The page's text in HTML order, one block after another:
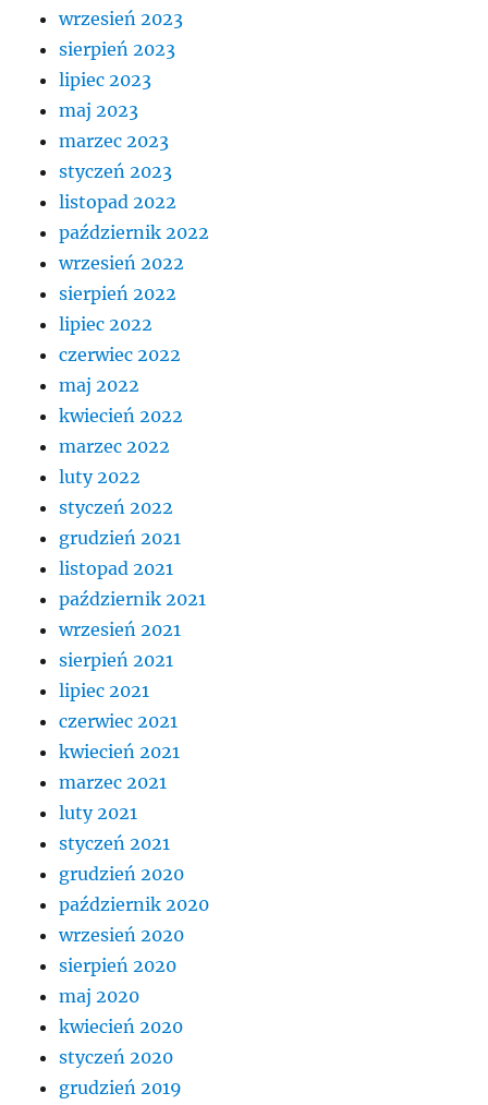
wrzesień 2023
sierpień 2023
lipiec 2023
maj 2023
marzec 2023
styczeń 2023
listopad 2022
październik 2022
wrzesień 2022
sierpień 2022
lipiec 2022
czerwiec 2022
maj 2022
kwiecień 2022
marzec 2022
luty 2022
styczeń 2022
grudzień 2021
listopad 2021
październik 2021
wrzesień 2021
sierpień 2021
lipiec 2021
czerwiec 2021
kwiecień 2021
marzec 2021
luty 2021
styczeń 2021
grudzień 2020
październik 2020
wrzesień 2020
sierpień 2020
maj 2020
kwiecień 2020
styczeń 2020
grudzień 2019